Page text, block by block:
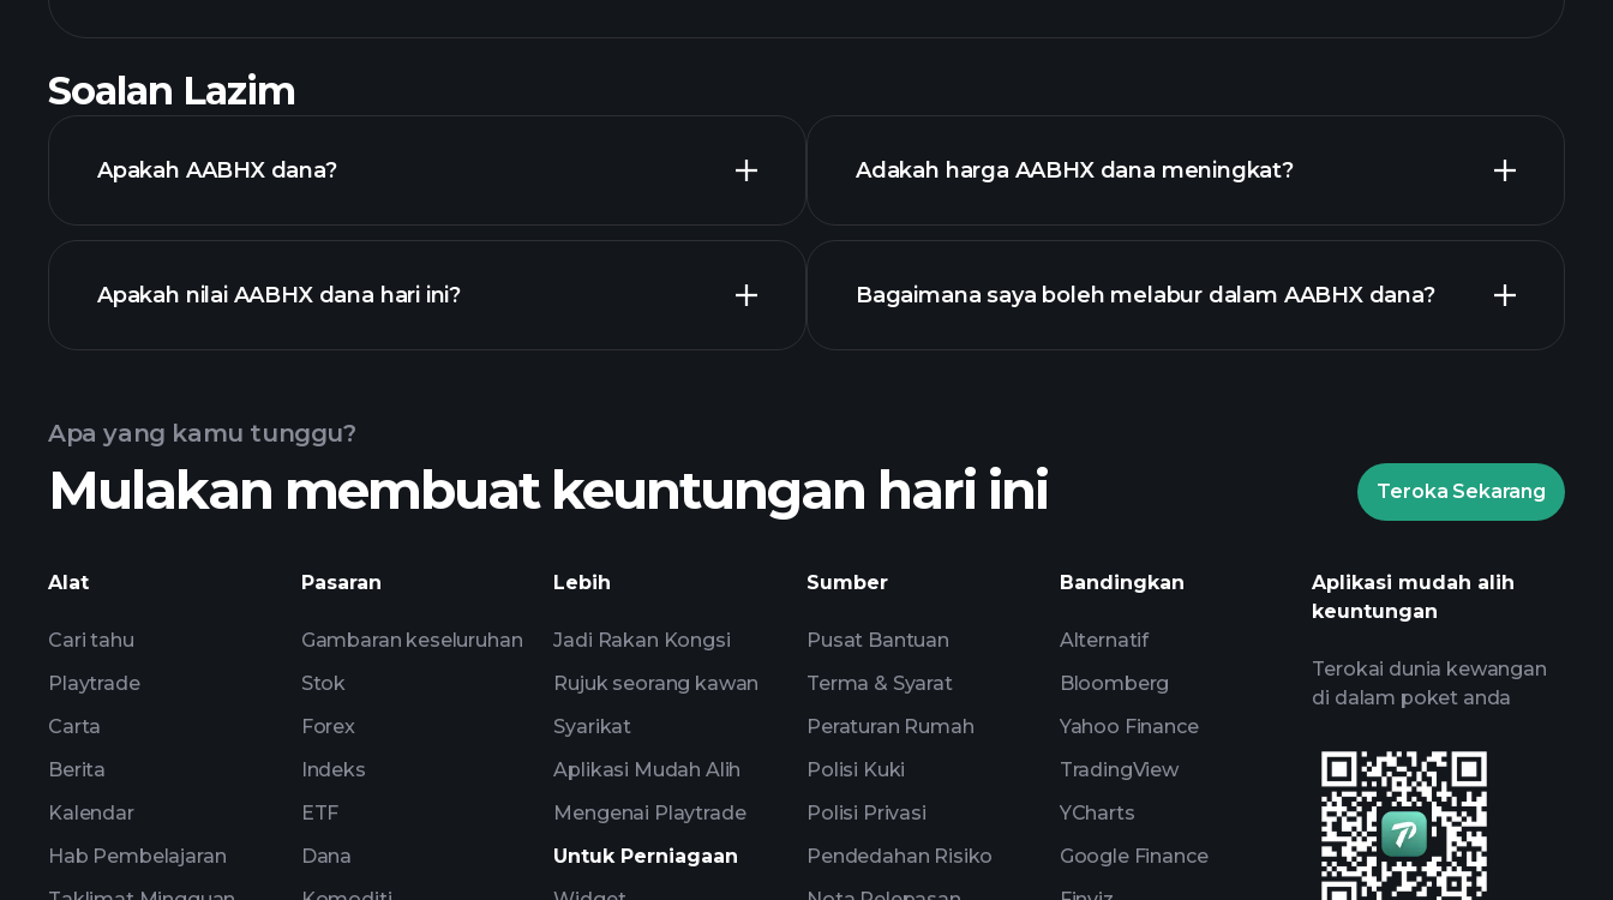
Soalan Lazim
Apakah AABHX dana?
Apakah nilai AABHX dana hari ini?
grafik lanjutan
Adakah harga AABHX dana meningkat?
Bagaimana saya boleh melabur dalam AABHX dana?
Apa yang kamu tunggu?
Mulakan membuat keuntungan hari ini Teroka Sekarang
Alat
Cari tahu
Playtrade
Carta
Berita
Kalendar
Hab Pembelajaran
Pasaran
Gambaran keseluruhan
Stok
Forex
Indeks
ETF
Dana
Lebih
Jadi Rakan Kongsi
Rujuk seorang kawan
Syarikat
Aplikasi Mudah Alih
Mengenai Playtrade
Untuk Perniagaan
Sumber
Pusat Bantuan
Terma & Syarat
Peraturan Rumah
Polisi Kuki
Polisi Privasi
Pendedahan Risiko
Bandingkan
Alternatif
Bloomberg
Yahoo Finance
TradingView
YCharts
Google Finance
Aplikasi mudah alih
keuntungan
Terokai dunia kewangan
di dalam poket anda